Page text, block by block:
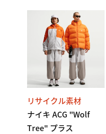
リサイクル素材
ナイキ ACG "Wolf
Tree" プラス